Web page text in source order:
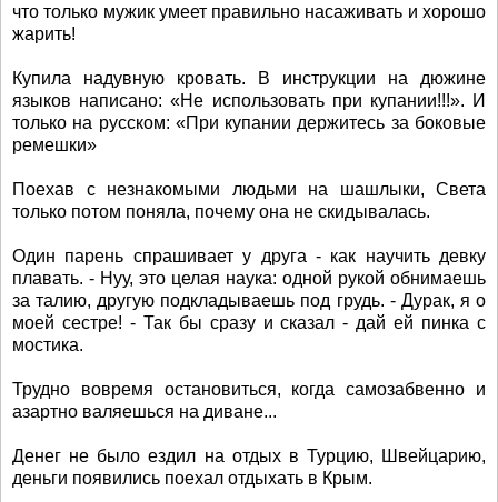
что только мужик умеет правильно насаживать и хорошо
жарить!
Купила надувную кровать. В инструкции на дюжине
языков написано: «Не использовать при купании!!!». И
только на русском: «При купании держитесь за боковые
ремешки»
Поехав с незнакомыми людьми на шашлыки, Света
только потом поняла, почему она не скидывалась.
Один парень спрашивает у друга - как научить девку
плавать. - Нуу, это целая наука: одной рукой обнимаешь
за талию, другую подкладываешь под грудь. - Дурак, я о
моей сестре! - Так бы сразу и сказал - дай ей пинка с
мостика.
Трудно вовремя остановиться, когда самозабвенно и
азартно валяешься на диване...
Денег не было ездил на отдых в Турцию, Швейцарию,
деньги появились поехал отдыхать в Крым.